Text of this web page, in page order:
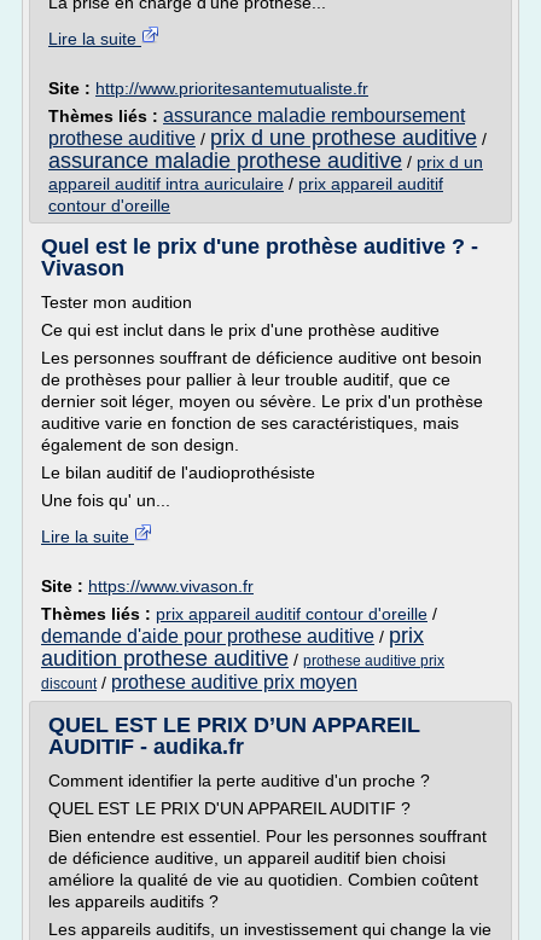
Lire la suite
Site : http://www.prioritesantemutualiste.fr
Thèmes liés : assurance maladie remboursement
prothese auditive / prix d une prothese auditive /
assurance maladie prothese auditive / prix d un
appareil auditif intra auriculaire / prix appareil auditif
contour d'oreille
Quel est le prix d'une prothèse auditive ? -
Vivason
Tester mon audition
Ce qui est inclut dans le prix d'une prothèse auditive
Les personnes souffrant de déficience auditive ont besoin
de prothèses pour pallier à leur trouble auditif, que ce
dernier soit léger, moyen ou sévère. Le prix d'un prothèse
auditive varie en fonction de ses caractéristiques, mais
également de son design.
Le bilan auditif de l'audioprothésiste
Une fois qu' un...
Lire la suite
Site : https://www.vivason.fr
Thèmes liés : prix appareil auditif contour d'oreille /
demande d'aide pour prothese auditive / prix
audition prothese auditive / prothese auditive prix
discount/ prothese auditive prix moyen
QUEL EST LE PRIX D’UN APPAREIL
AUDITIF - audika.fr
Comment identifier la perte auditive d'un proche ?
QUEL EST LE PRIX D'UN APPAREIL AUDITIF ?
Bien entendre est essentiel. Pour les personnes souffrant
de déficience auditive, un appareil auditif bien choisi
améliore la qualité de vie au quotidien. Combien coûtent
les appareils auditifs ?
Les appareils auditifs, un investissement qui change la vie